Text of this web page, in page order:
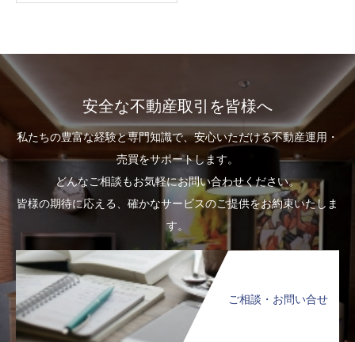
安全な不動産取引を皆様へ
私たちの豊富な経験と専門知識で、安心いただける不動産運用・
売買をサポートします。
どんなご相談もお気軽にお問い合わせください。
皆様の期待に応える、確かなサービスのご提供をお約束いたしま
す。
ご相談・お問い合せ